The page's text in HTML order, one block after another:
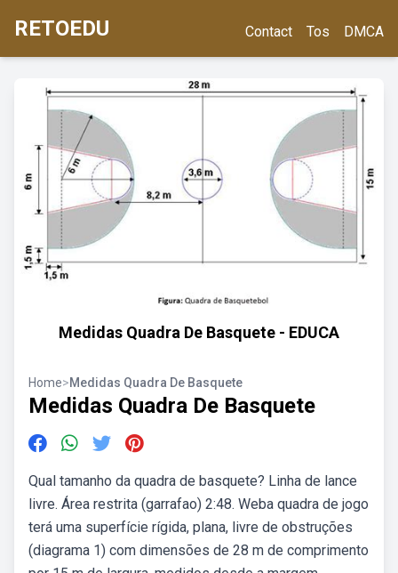
RETOEDU Contact Tos DMCA
Medidas Quadra De Basquete - EDUCA
Home>Medidas Quadra De Basquete
Medidas Quadra De Basquete
Qual tamanho da quadra de basquete? Linha de lance
livre. Área restrita (garrafao) 2:48. Weba quadra de jogo
terá uma superfície rígida, plana, livre de obstruções
(diagrama 1) com dimensões de 28 m de comprimento